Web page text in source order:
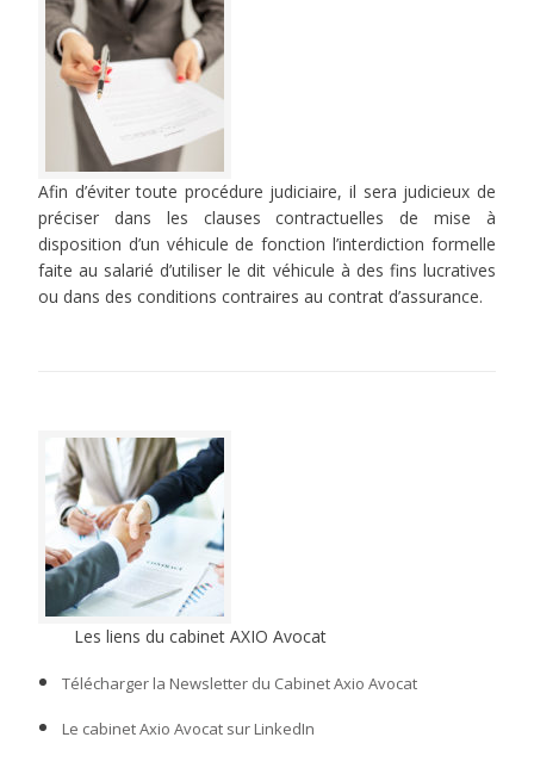
Afin d’éviter toute procédure judiciaire, il sera judicieux de
préciser dans les clauses contractuelles de mise à
disposition d’un véhicule de fonction l’interdiction formelle
faite au salarié d’utiliser le dit véhicule à des fins lucratives
ou dans des conditions contraires au contrat d’assurance.
Les liens du cabinet AXIO Avocat
Télécharger la Newsletter du Cabinet Axio Avocat
Le cabinet Axio Avocat sur LinkedIn